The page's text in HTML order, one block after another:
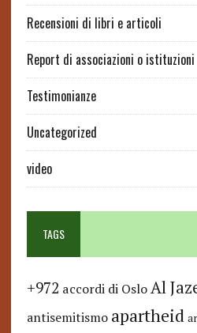
Recensioni di libri e articoli
Report di associazioni o istituzioni
Testimonianze
Uncategorized
video
TAGS
+972 accordi di Oslo Al
antisemitismo apartheid